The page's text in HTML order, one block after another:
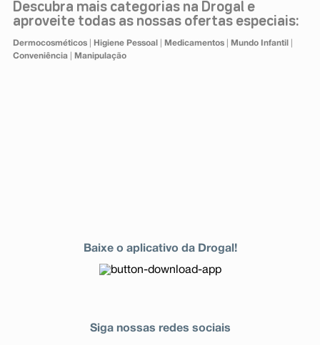
Descubra mais categorias na Drogal e
aproveite todas as nossas ofertas especiais:
Dermocosméticos| Higiene Pessoal Medicamentos| Mundo Infantil
Conveniência| Manipulação
Baixe o aplicativo da Drogal!
Siga nossas redes sociais